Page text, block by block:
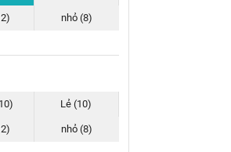
nhỏ (8)
Lẻ (10)
nhỏ (8)